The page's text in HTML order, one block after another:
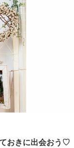
おきに出会おう♡